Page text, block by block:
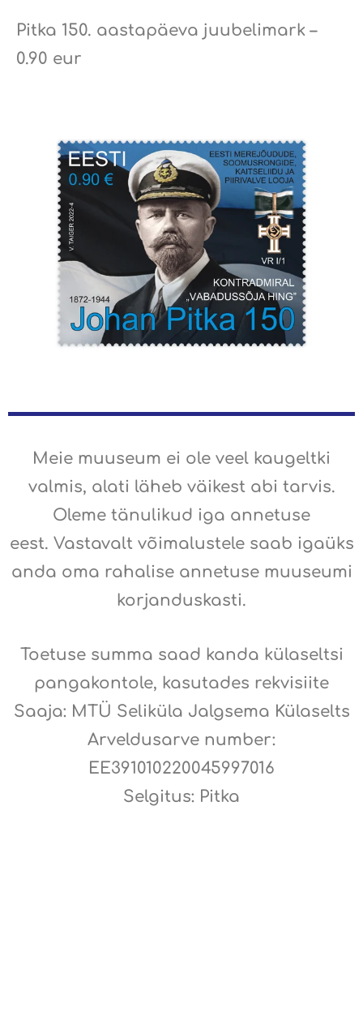
Pitka 150. aastapäeva juubelimark –
0.90 eur
Meie muuseum ei ole veel kaugeltki
valmis, alati läheb väikest abi tarvis.
Oleme tänulikud iga annetuse
eest. Vastavalt võimalustele saab igaüks
anda oma rahalise annetuse muuseumi
korjanduskasti.
Toetuse summa saad kanda külaseltsi
pangakontole, kasutades rekvisiite
Saaja: MTÜ Seliküla Jalgsema Külaselts
Arveldusarve number:
EE391010220045997016
Selgitus: Pitka